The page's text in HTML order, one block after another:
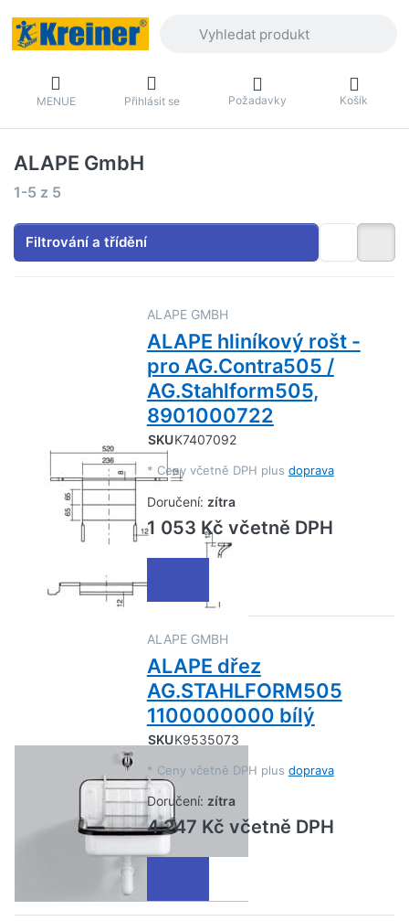
MENUE Přihlásit se Požadavky Košík
ALAPE GmbH
Výsledky vyhledávání:
1-5 z 5
Filtrování a třídění
ALAPE GMBH
ALAPE hliníkový rošt -
pro AG.Contra505 /
AG.Stahlform505,
8901000722
SKUK7407092
* Ceny včetně DPH plus doprava
Doručení: zítra
1 053 Kč včetně DPH
ALAPE GMBH
ALAPE dřez
AG.STAHLFORM505
1100000000 bílý
SKUK9535073
* Ceny včetně DPH plus doprava
Doručení: zítra
4 247 Kč včetně DPH